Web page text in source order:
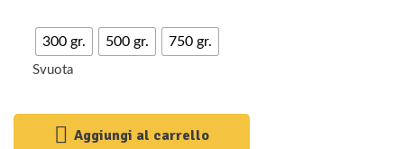
300 gr. 500 gr. 750 gr.
Svuota
Aggiungi al carrello